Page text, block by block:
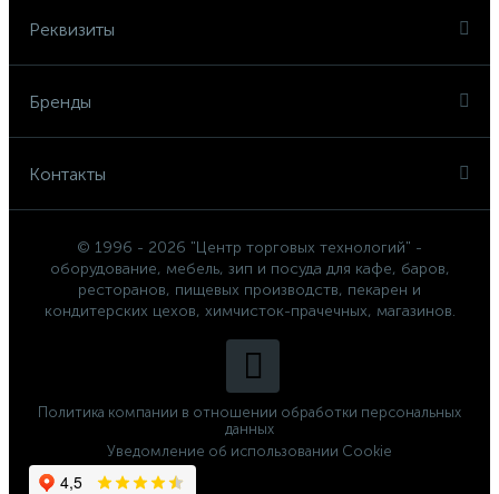
Реквизиты
Бренды
Контакты
© 1996 - 2026 "Центр торговых технологий" -
оборудование, мебель, зип и посуда для кафе, баров,
ресторанов, пищевых производств, пекарен и
кондитерских цехов, химчисток-прачечных, магазинов.
Политика компании в отношении обработки персональных
данных
Уведомление об использовании Cookie